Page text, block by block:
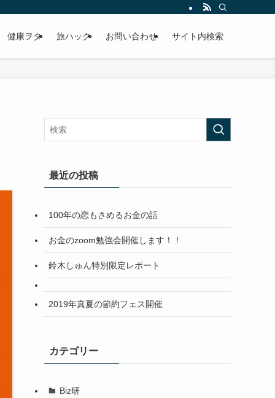
健康ヲタ 旅ハック お問い合わせ サイト内検索
最近の投稿
100年の恋もさめるお金の話
お金のzoom勉強会開催します！！
鈴木しゅん特別限定レポート
2019年真夏の節約フェス開催
カテゴリー
Biz研